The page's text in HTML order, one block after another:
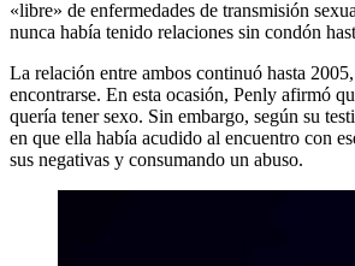
«libre» de enfermedades de transmisión
nunca había tenido relaciones sin condón
La relación entre ambos continuó hasta
encontrarse. En esta ocasión, Penly afirmó
quería tener sexo. Sin embargo, según su
en que ella había acudido al encuentro con
sus negativas y consumando un abuso.